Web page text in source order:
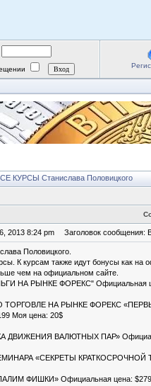
КУРСЫ Станислава Половицкого
2013 8:24 pm Заголовок сообщения:
Половицкого.
К курсам также идут бонусы как на
чем на официальном сайте.
НА РЫНКЕ ФОРЕКС" Официальная
ТОРГОВЛЕ НА РЫНКЕ ФОРЕКС
Моя цена: 20$
ДВИЖЕНИЯ ВАЛЮТНЫХ ПАР»
«СЕКРЕТЫ КРАТКОСРОЧНОЙ
ФИШКИ» Официальная цена: $279